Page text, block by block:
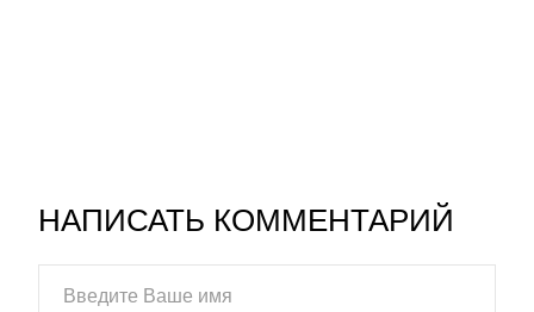
НАПИСАТЬ КОММЕНТАРИЙ